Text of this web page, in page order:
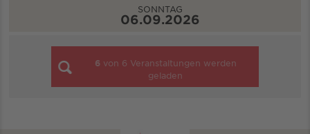
SONNTAG
06.09.2026
6 von 6 Veranstaltungen werden
geladen